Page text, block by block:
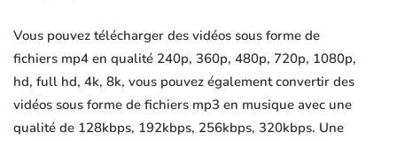
Vous pouvez télécharger des vidéos sous forme de
fichiers mp4 en qualité 240p, 360p, 480p, 720p, 1080p,
hd, full hd, 4k, 8k, vous pouvez également convertir des
vidéos sous forme de fichiers mp3 en musique avec une
qualité de 128kbps, 192kbps, 256kbps, 320kbps. Une